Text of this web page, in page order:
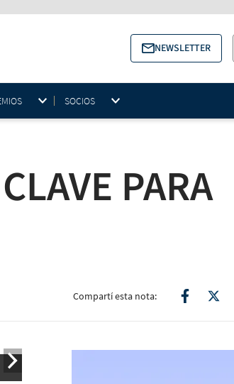
NEWSLETTER
SOCIOS
PARA
Compartí esta nota: